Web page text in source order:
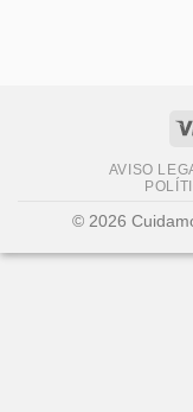
AVISO
© 2026